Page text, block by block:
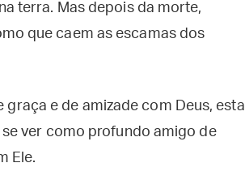
terra. Mas depois da morte,
que caem as escamas dos
e de amizade com Deus, esta
ver como profundo amigo de
Ele.